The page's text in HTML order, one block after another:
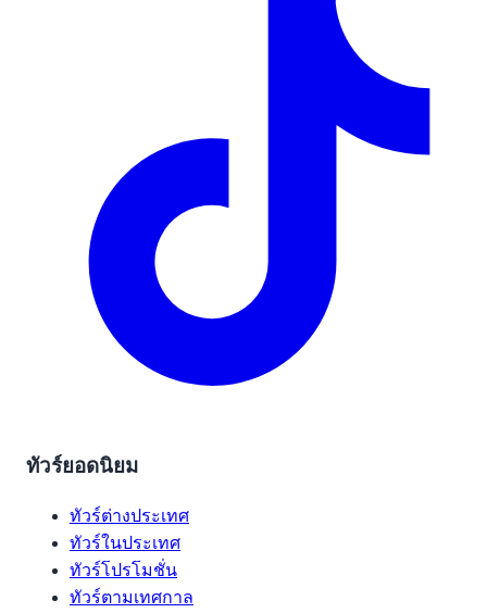
ทัวร์ยอดนิยม
ทัวร์ต่างประเทศ
ทัวร์ในประเทศ
ทัวร์โปรโมชั่น
ทัวร์ตามเทศกาล